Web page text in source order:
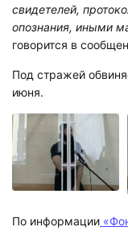
свидетелей,
опознания, иными
говорится в
Под стражей
июня.
По информации